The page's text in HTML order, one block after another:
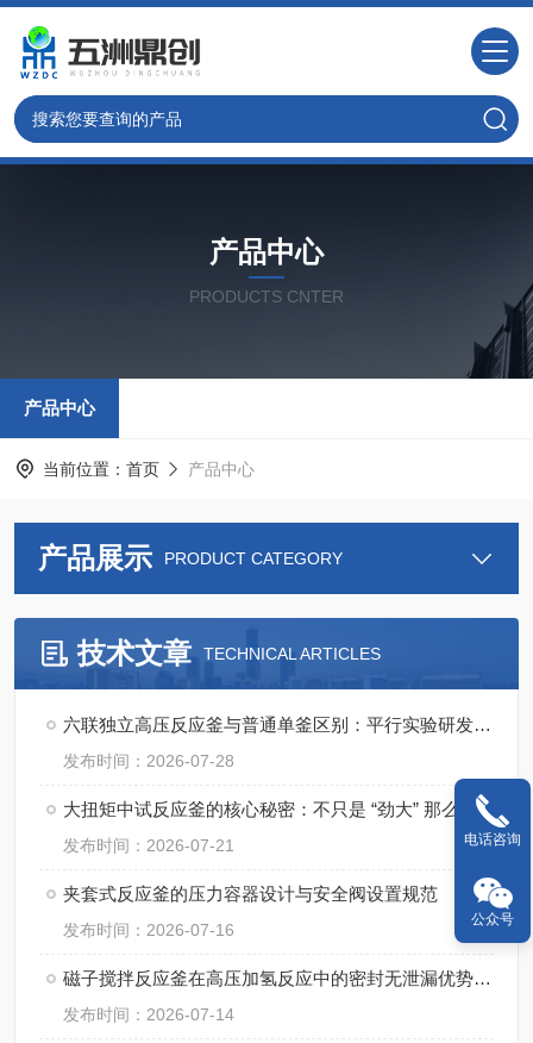
产品中心
PRODUCTS CNTER
产品中心
当前位置： 首页 产品中心
产品展示 PRODUCT CATEGORY
技术文章 TECHNICAL ARTICLES
六联独立高压反应釜与普通单釜区别：平行实验研发成本与周期对比
发布时间：2026-07-28
大扭矩中试反应釜的核心秘密：不只是 “劲大” 那么简单
发布时间：2026-07-21
夹套式反应釜的压力容器设计与安全阀设置规范
发布时间：2026-07-16
磁子搅拌反应釜在高压加氢反应中的密封无泄漏优势与应用
发布时间：2026-07-14
电话咨询
公众号